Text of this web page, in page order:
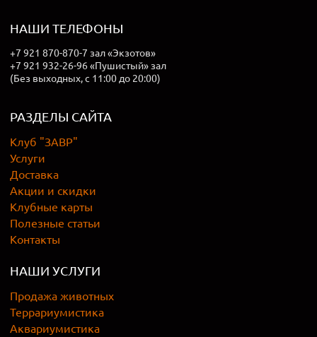
НАШИ ТЕЛЕФОНЫ
+7 921 870-870-7 зал «Экзотов»
+7 921 932-26-96 «Пушистый» зал
(Без выходных, с 11:00 до 20:00)
РАЗДЕЛЫ САЙТА
Клуб "ЗАВР"
Услуги
Доставка
Акции и скидки
Клубные карты
Полезные статьи
Контакты
НАШИ УСЛУГИ
Продажа животных
Террариумистика
Аквариумистика